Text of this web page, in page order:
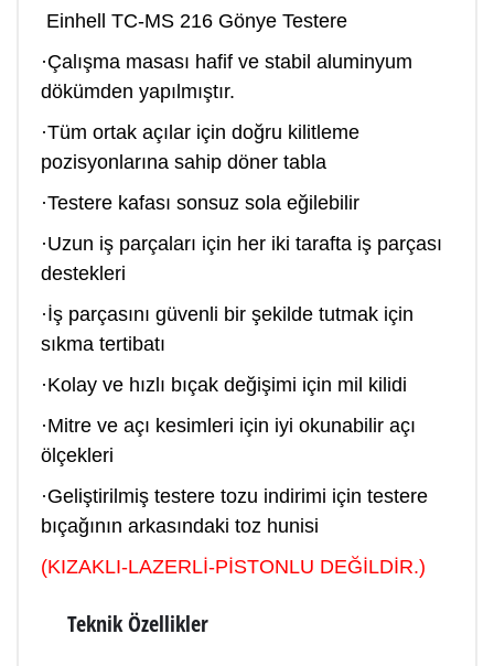
Einhell TC-MS 216 Gönye Testere
·Çalışma masası hafif ve stabil aluminyum
dökümden yapılmıştır.
·Tüm ortak açılar için doğru kilitleme
pozisyonlarına sahip döner tabla
·Testere kafası sonsuz sola eğilebilir
·Uzun iş parçaları için her iki tarafta iş parçası
destekleri
·İş parçasını güvenli bir şekilde tutmak için
sıkma tertibatı
·Kolay ve hızlı bıçak değişimi için mil kilidi
·Mitre ve açı kesimleri için iyi okunabilir açı
ölçekleri
·Geliştirilmiş testere tozu indirimi için testere
bıçağının arkasındaki toz hunisi
(KIZAKLI-LAZERLİ-PİSTONLU DEĞİLDİR.)
Teknik Özellikler